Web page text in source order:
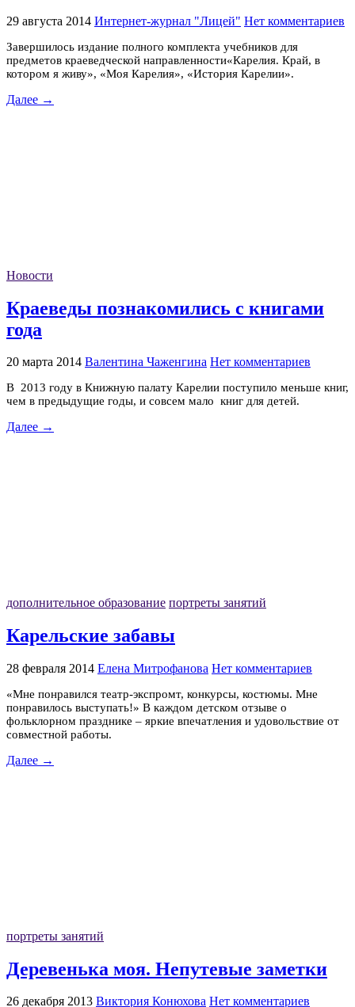
29 августа 2014 Интернет-журнал "Лицей" Нет комментариев
Завершилось издание полного комплекта учебников для
предметов краеведческой направленности«Карелия. Край, в
котором я живу», «Моя Карелия», «История Карелии».
Далее →
Новости
Краеведы познакомились с книгами
года
20 марта 2014 Валентина Чаженгина Нет комментариев
В 2013 году в Книжную палату Карелии поступило меньше книг,
чем в предыдущие годы, и совсем мало книг для детей.
Далее →
дополнительное образование портреты занятий
Карельские забавы
28 февраля 2014 Елена Митрофанова Нет комментариев
«Мне понравился театр-экспромт, конкурсы, костюмы. Мне
понравилось выступать!» В каждом детском отзыве о
фольклорном празднике – яркие впечатления и удовольствие от
совместной работы.
Далее →
портреты занятий
Деревенька моя. Непутевые заметки
26 декабря 2013 Виктория Конюхова Нет комментариев